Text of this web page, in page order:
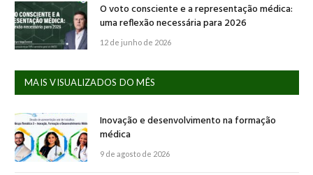
O voto consciente e a representação médica:
uma reflexão necessária para 2026
12 de junho de 2026
MAIS VISUALIZADOS DO MÊS
Inovação e desenvolvimento na formação
médica
9 de agosto de 2026